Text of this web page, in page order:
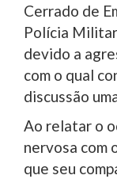
Cerrado de
Polícia
devido a
com o qual
discussão
Ao relatar o
nervosa com
que seu